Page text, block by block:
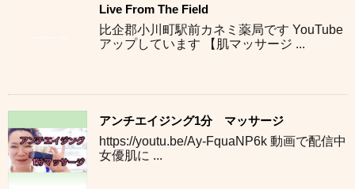
Live From The Field
比企郡小川町駅前カネミ薬局です YouTube
アップしています 【肌マッサージ ...
アンチエイジング1分 マッサージ
https://youtu.be/Ay-FquaNP6k 動画で配信中
女優肌に ...